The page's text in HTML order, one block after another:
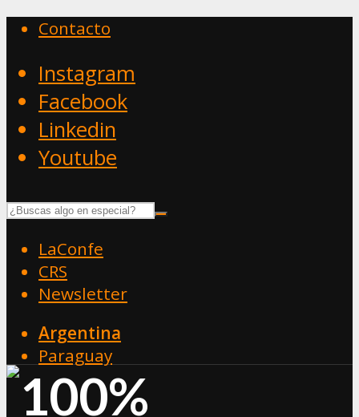
Contacto
Instagram
Facebook
Linkedin
Youtube
LaConfe
CRS
Newsletter
Argentina
Paraguay